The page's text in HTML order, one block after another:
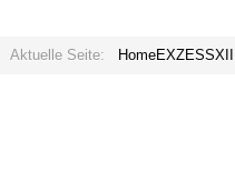
Aktuelle Seite: HomeEXZESSXIII